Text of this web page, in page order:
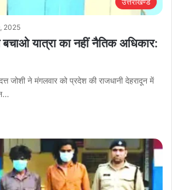
2025
यात्रा का नहीं नैतिक अधिकार:
जोशी ने मंगलवार को प्रदेश की राजधानी देहरादून में